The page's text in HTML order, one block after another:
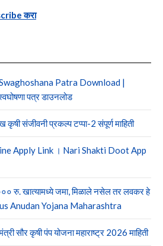
करा
Patra Download |
पत्र डाउनलोड
संजीवनी प्रकल्प टप्पा-2 संपूर्ण माहिती
Apply Link । Nari Shakti Doot App
रु. खात्यामध्ये जमा, मिळाले नसेल तर लवकर हे
Anudan Yojana Maharashtra
सौर कृषी पंप योजना महाराष्ट्र 2026 माहिती